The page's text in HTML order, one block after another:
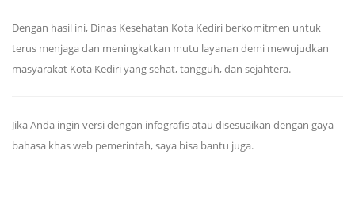
Dengan hasil ini, Dinas Kesehatan Kota Kediri berkomitmen untuk
terus menjaga dan meningkatkan mutu layanan demi mewujudkan
masyarakat Kota Kediri yang sehat, tangguh, dan sejahtera.
Jika Anda ingin versi dengan infografis atau disesuaikan dengan gaya
bahasa khas web pemerintah, saya bisa bantu juga.